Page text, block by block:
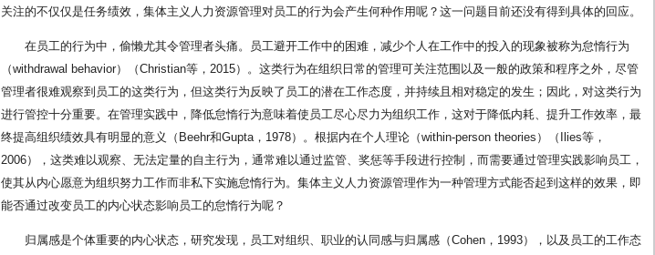
关注的不仅仅是任务绩效，集体主义人力资源管理对员工的行为会产生何种作用呢？这一问题目前还没有得到具体的回应。
在员工的行为中，偷懒尤其令管理者头痛。员工避开工作中的困难，减少个人在工作中的投入的现象被称为怠惰行为
（withdrawal behavior）（Christian等，2015）。这类行为在组织日常的管理可关注范围以及一般的政策和程序之外，尽管
管理者很难观察到员工的这类行为，但这类行为反映了员工的潜在工作态度，并持续且相对稳定的发生；因此，对这类行为
进行管控十分重要。在管理实践中，降低怠惰行为意味着使员工尽心尽力为组织工作，这对于降低内耗、提升工作效率，最
终提高组织绩效具有明显的意义（Beehr和Gupta，1978）。根据内在个人理论（within-person theories）（Ilies等，
2006），这类难以观察、无法定量的自主行为，通常难以通过监管、奖惩等手段进行控制，而需要通过管理实践影响员工，
使其从内心愿意为组织努力工作而非私下实施怠惰行为。集体主义人力资源管理作为一种管理方式能否起到这样的效果，即
能否通过改变员工的内心状态影响员工的怠惰行为呢？
归属感是个体重要的内心状态，研究发现，员工对组织、职业的认同感与归属感（Cohen，1993），以及员工的工作态